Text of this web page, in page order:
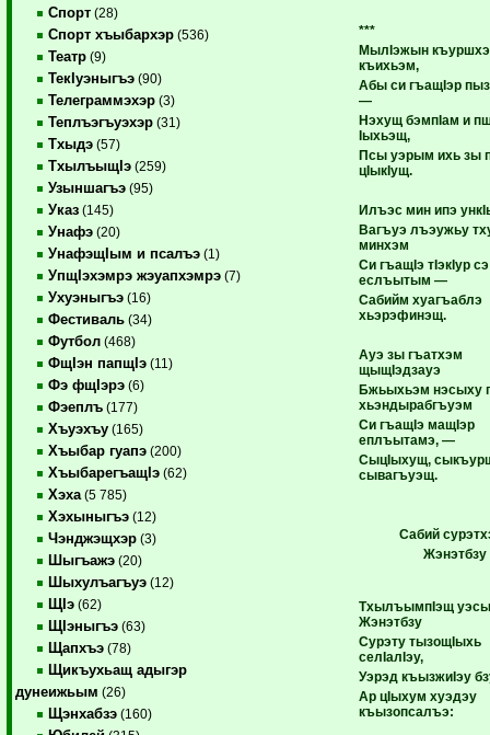
Спорт (28)
Спорт хъыбархэр (536)
Театр (9)
ТекIуэныгъэ (90)
Телеграммэхэр (3)
Теплъэгъуэхэр (31)
Тхыдэ (57)
ТхылъыщIэ (259)
Узыншагъэ (95)
Указ (145)
Унафэ (20)
УнафэщIым и псалъэ (1)
УпщIэхэмрэ жэуапхэмрэ (7)
Ухуэныгъэ (16)
Фестиваль (34)
Футбол (468)
ФщIэн папщIэ (11)
Фэ фщIэрэ (6)
Фэеплъ (177)
Хъуэхъу (165)
Хъыбар гуапэ (200)
ХъыбарегъащIэ (62)
Хэха (5 785)
Хэхыныгъэ (12)
Чэнджэщхэр (3)
Шыгъажэ (20)
Шыхулъагъуэ (12)
ЩIэ (62)
ЩIэныгъэ (63)
Щапхъэ (78)
Щикъухьащ адыгэр
дунеижьым (26)
Щэнхабзэ (160)
***
МылIэжын
къихьэм,
Абы си гъащIэр
—
Нэхущ бэмпIам и
Iыхьэщ,
Псы уэрым ихь зы
цIыкIущ.
Илъэс мин ипэ
Вагъуэ лъэужьу
минхэм
Си гъащIэ тIэкIур сэ
еслъытым —
Сабийм хуагъаблэ
хьэрэфинэщ.
Ауэ зы гъатхэм
щыщIэдзауэ
Бжьыхьэм нэсыху
хьэндырабгъуэм
Си гъащIэ мащIэр
еплъытамэ, —
СыцIыхущ,
сывагъуэщ.
Сабий
Жэнэтбзу
ТхылъымпIэщ
Жэнэтбзу
Сурэту тызощIыхь
селIалIэу,
Уэрэд къызжиIэу
Ар цIыхум хуэдэу
къызопсалъэ: